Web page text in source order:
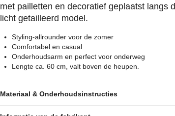
met pailletten en decoratief geplaatst langs
licht getailleerd model.
Styling-allrounder voor de zomer
Comfortabel en casual
Onderhoudsarm en perfect voor onderweg
Lengte ca. 60 cm, valt boven de heupen.
Materiaal & Onderhoudsinstructies